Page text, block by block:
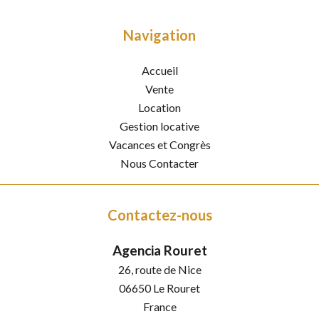
Navigation
Accueil
Vente
Location
Gestion locative
Vacances et Congrès
Nous Contacter
Contactez-nous
Agencia Rouret
26, route de Nice
06650Le Rouret
France